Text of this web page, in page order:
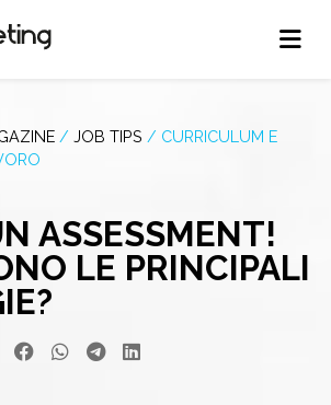
/ JOB TIPS / CURRICULUM E
ASSESSMENT!
LE PRINCIPALI